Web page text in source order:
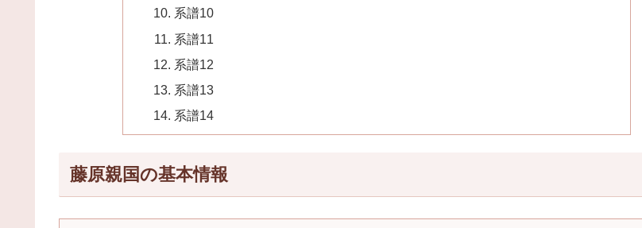
系譜10
系譜11
系譜12
系譜13
系譜14
藤原親国の基本情報